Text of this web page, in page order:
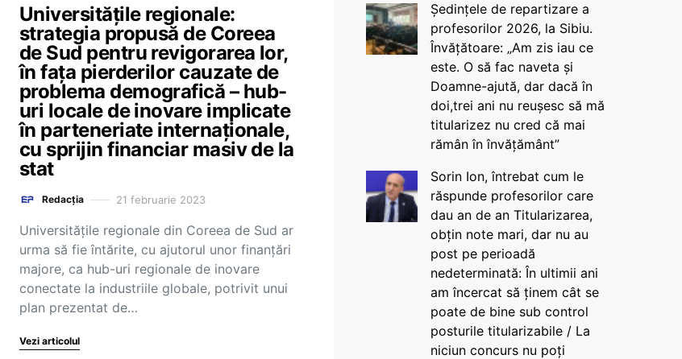
Universitățile regionale:
strategia propusă de Coreea
de Sud pentru revigorarea lor,
în fața pierderilor cauzate de
problema demografică – hub-
uri locale de inovare implicate
în parteneriate internaționale,
cu sprijin financiar masiv de la
stat
Redacția 21 februarie 2023
Universitățile regionale din Coreea de Sud ar
urma să fie întărite, cu ajutorul unor finanțări
majore, ca hub-uri regionale de inovare
conectate la industriile globale, potrivit unui
plan prezentat de…
Vezi articolul
Ședințele de repartizare a
profesorilor 2026, la Sibiu.
Învățătoare: „Am zis iau ce
este. O să fac naveta și
Doamne-ajută, dar dacă în
doi,trei ani nu reușesc să mă
titularizez nu cred că mai
rămân în învățământ”
Sorin Ion, întrebat cum le
răspunde profesorilor care
dau an de an Titularizarea,
obțin note mari, dar nu au
post pe perioadă
nedeterminată: În ultimii ani
am încercat să ținem cât se
poate de bine sub control
posturile titularizabile / La
niciun concurs nu poți